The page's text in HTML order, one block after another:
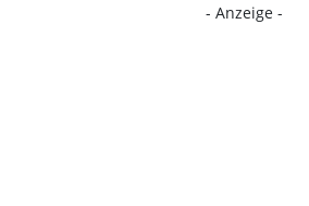
- Anzeige -